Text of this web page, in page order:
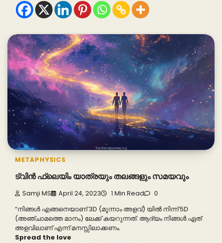
METAPHYSICS
ട്വിൻ ഫ്ലെയിം യാത്രയും തലങ്ങളും സമയവും
Samji MS April 24, 2023 1 Min Read 0
“നിങ്ങൾ എങ്ങനെയാണ് 3D (മൂന്നാം അളവ്) യിൽ നിന്ന് 5D
(അഞ്ചാമത്തെ മാനം) ലേക്ക് കയറുന്നത്. ആദ്യം നിങ്ങൾ ഏത്
അളവിലാണ് എന്ന് മനസ്സിലാക്കണം.
Spread the love